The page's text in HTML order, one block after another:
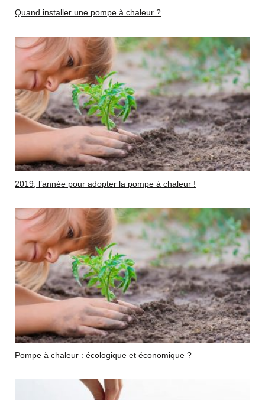
Quand installer une pompe à chaleur ?
2019, l’année pour adopter la pompe à chaleur !
Pompe à chaleur : écologique et économique ?